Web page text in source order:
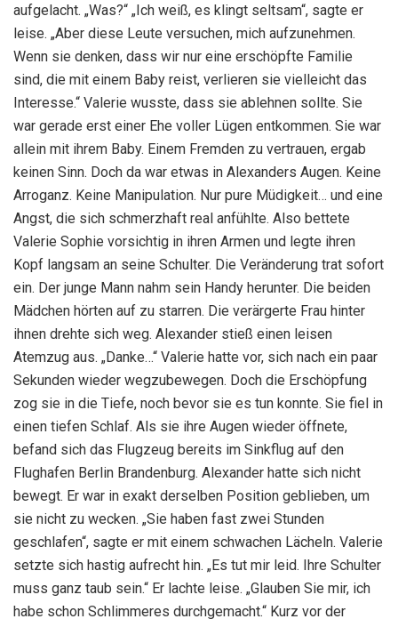
aufgelacht. „Was?“ „Ich weiß, es klingt seltsam“, sagte er
leise. „Aber diese Leute versuchen, mich aufzunehmen.
Wenn sie denken, dass wir nur eine erschöpfte Familie
sind, die mit einem Baby reist, verlieren sie vielleicht das
Interesse.“ Valerie wusste, dass sie ablehnen sollte. Sie
war gerade erst einer Ehe voller Lügen entkommen. Sie war
allein mit ihrem Baby. Einem Fremden zu vertrauen, ergab
keinen Sinn. Doch da war etwas in Alexanders Augen. Keine
Arroganz. Keine Manipulation. Nur pure Müdigkeit… und eine
Angst, die sich schmerzhaft real anfühlte. Also bettete
Valerie Sophie vorsichtig in ihren Armen und legte ihren
Kopf langsam an seine Schulter. Die Veränderung trat sofort
ein. Der junge Mann nahm sein Handy herunter. Die beiden
Mädchen hörten auf zu starren. Die verärgerte Frau hinter
ihnen drehte sich weg. Alexander stieß einen leisen
Atemzug aus. „Danke…“ Valerie hatte vor, sich nach ein paar
Sekunden wieder wegzubewegen. Doch die Erschöpfung
zog sie in die Tiefe, noch bevor sie es tun konnte. Sie fiel in
einen tiefen Schlaf. Als sie ihre Augen wieder öffnete,
befand sich das Flugzeug bereits im Sinkflug auf den
Flughafen Berlin Brandenburg. Alexander hatte sich nicht
bewegt. Er war in exakt derselben Position geblieben, um
sie nicht zu wecken. „Sie haben fast zwei Stunden
geschlafen“, sagte er mit einem schwachen Lächeln. Valerie
setzte sich hastig aufrecht hin. „Es tut mir leid. Ihre Schulter
muss ganz taub sein.“ Er lachte leise. „Glauben Sie mir, ich
habe schon Schlimmeres durchgemacht.“ Kurz vor der